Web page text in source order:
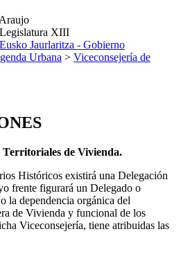
Legislatura XIII
Eusko Jaurlaritza - Gobierno
Urbana > Viceconsejería de
Territoriales de Vivienda.
Históricos existirá una Delegación
frente figurará un Delegado o
la dependencia orgánica del
de Vivienda y funcional de los
Viceconsejería, tiene atribuidas las